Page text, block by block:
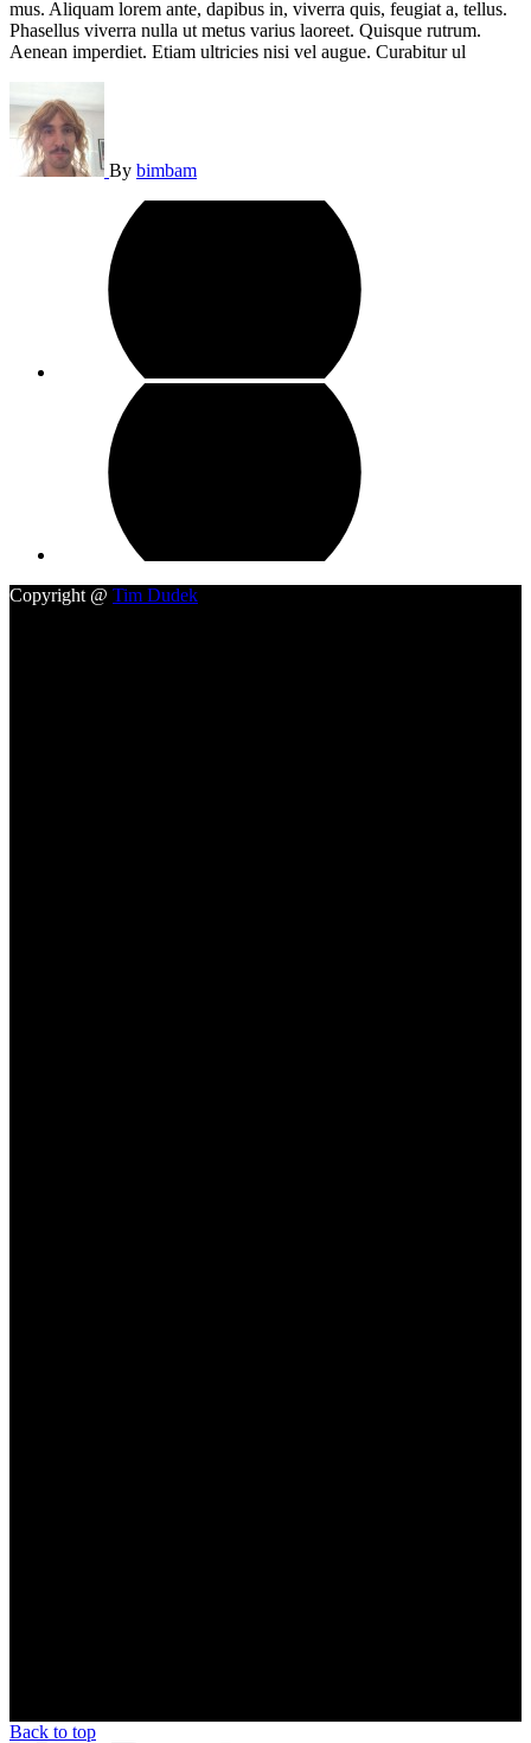
mus. Aliquam lorem ante, dapibus in, viverra quis, feugiat a, tellus.
Phasellus viverra nulla ut metus varius laoreet. Quisque rutrum.
Aenean imperdiet. Etiam ultricies nisi vel augue. Curabitur ul
By bimbam
Copyright @ Tim Dudek
Back to top